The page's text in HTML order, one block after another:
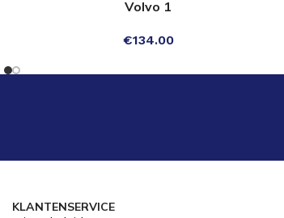
OPTIES SELECTERENVolvo 1
€134.00
KLANTENSERVICE